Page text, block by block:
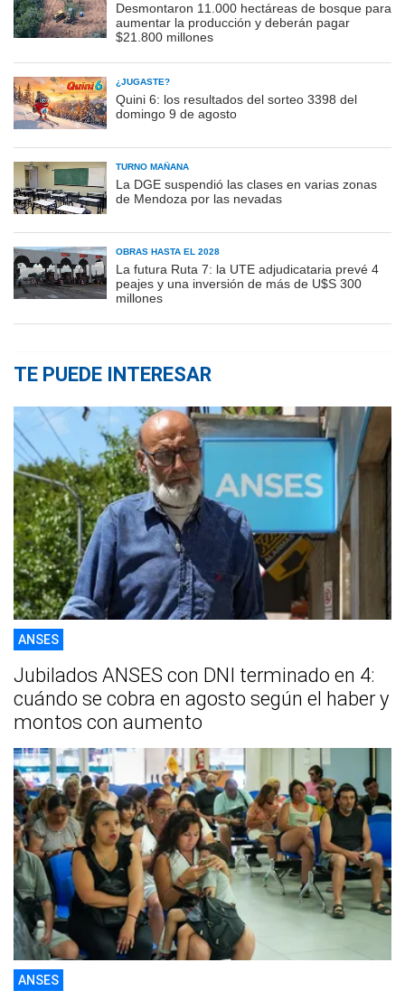
Desmontaron 11.000 hectáreas de bosque para
aumentar la producción y deberán pagar
$21.800 millones
¿JUGASTE?
Quini 6: los resultados del sorteo 3398 del
domingo 9 de agosto
TURNO MAÑANA
La DGE suspendió las clases en varias zonas
de Mendoza por las nevadas
OBRAS HASTA EL 2028
La futura Ruta 7: la UTE adjudicataria prevé 4
peajes y una inversión de más de U$S 300
millones
TE PUEDE INTERESAR
ANSES
Jubilados ANSES con DNI terminado en 4:
cuándo se cobra en agosto según el haber y
montos con aumento
ANSES